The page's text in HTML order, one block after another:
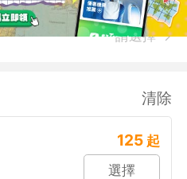
請選擇
清除
125 起
選擇